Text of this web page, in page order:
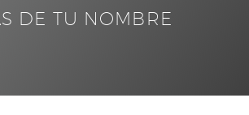
DE TU NOMBRE